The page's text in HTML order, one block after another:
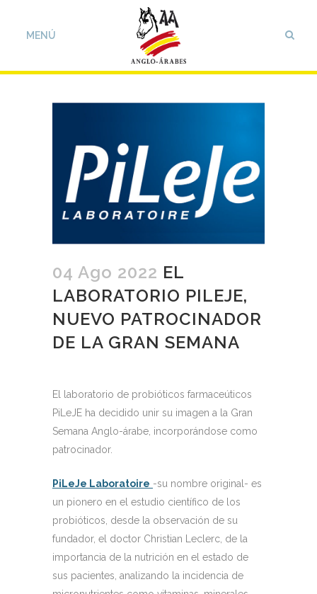
04 Ago 2022 EL
LABORATORIO PILEJE,
NUEVO PATROCINADOR
DE LA GRAN SEMANA
El laboratorio de probióticos farmaceúticos
PiLeJE ha decidido unir su imagen a la Gran
Semana Anglo-árabe, incorporándose como
patrocinador.
PiLeJe Laboratoire -su nombre original- es
un pionero en el estudio científico de los
probióticos, desde la observación de su
fundador, el doctor Christian Leclerc, de la
importancia de la nutrición en el estado de
sus pacientes, analizando la incidencia de